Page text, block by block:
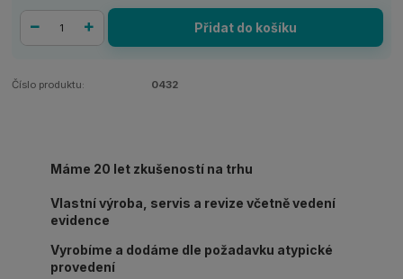
Přidat do košíku
Číslo produktu: 0432
Máme 20 let zkušeností na trhu
Vlastní výroba, servis a revize včetně vedení
evidence
Vyrobíme a dodáme dle požadavku atypické
provedení